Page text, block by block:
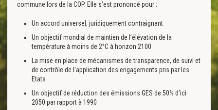
commune lors de la COP. Elle s’est prononcé pour :
Un accord universel, juridiquement contraignant
Un objectif mondial de maintien de l’élévation de la
température à moins de 2°C à horizon 2100
La mise en place de mécanismes de transparence, de suivi et
de contrôle de l’application des engagements pris par les
Etats
Un objectif de réduction des émissions GES de 50% d’ici
2050 par rapport à 1990